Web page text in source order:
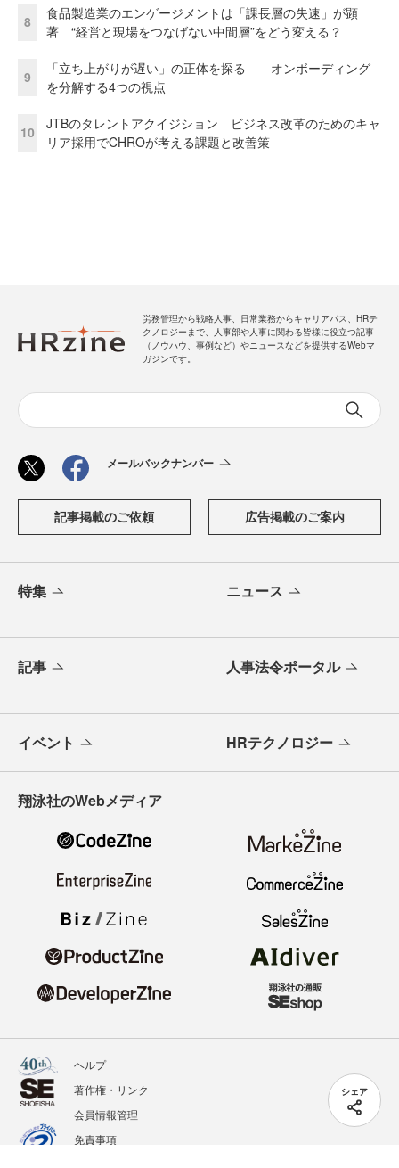
シェア
8
食品製造業のエンゲージメントは「課長層の失速」が顕
著 “経営と現場をつなげない中間層”をどう変える？
9
「立ち上がりが遅い」の正体を探る——オンボーディング
を分解する4つの視点
10
JTBのタレントアクイジション ビジネス改革のためのキャ
リア採用でCHROが考える課題と改善策
労務管理から戦略人事、日常業務からキャリアパス、HRテ
クノロジーまで、人事部や人事に関わる皆様に役立つ記事
（ノウハウ、事例など）やニュースなどを提供するWebマ
ガジンです。
メールバックナンバー
記事掲載のご依頼 広告掲載のご案内
特集 ニュース
記事 人事法令ポータル
イベント HRテクノロジー
翔泳社のWebメディア
ヘルプ
著作権・リンク
会員情報管理
免責事項